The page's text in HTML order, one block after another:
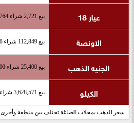
عيار 18 بيع 2,721 شراء 2,764
الاونصة بيع 112,849 شراء 114,626
الجنيه الذهب بيع 25,400 شراء 25,800
الكيلو بيع 3,628,571 شراء 3,685,714
سعر الذهب بمحلات الصاغة تختلف بين منطقة وأخرى